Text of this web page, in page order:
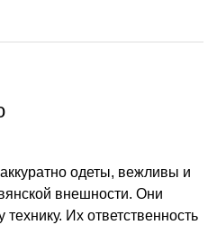
одеты, вежливы и
внешности. Они
Их ответственность